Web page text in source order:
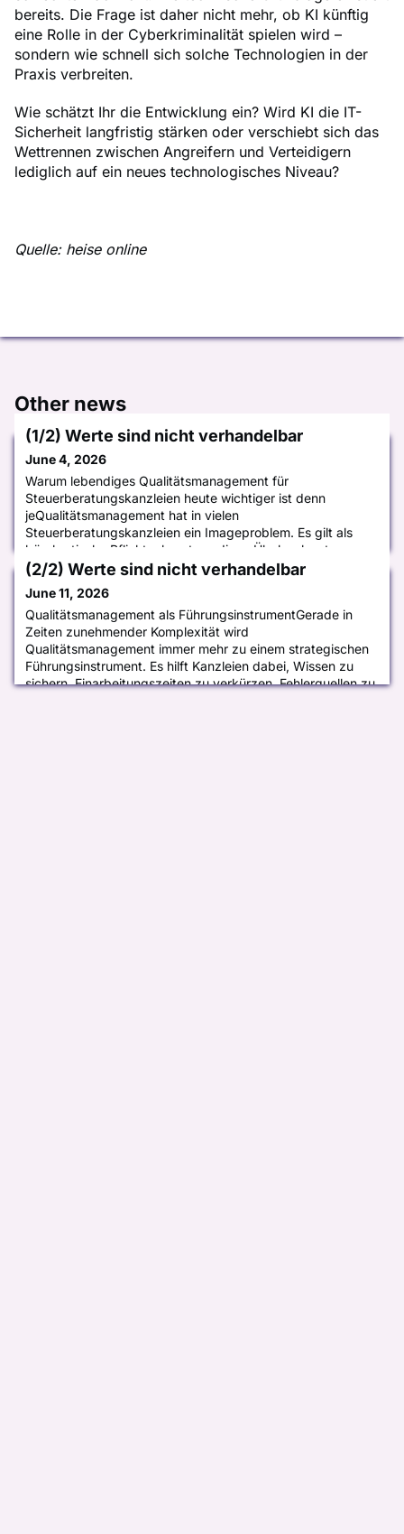
bereits. Die Frage ist daher nicht mehr, ob KI künftig
eine Rolle in der Cyberkriminalität spielen wird –
sondern wie schnell sich solche Technologien in der
Praxis verbreiten.
Wie schätzt Ihr die Entwicklung ein? Wird KI die IT-
Sicherheit langfristig stärken oder verschiebt sich das
Wettrennen zwischen Angreifern und Verteidigern
lediglich auf ein neues technologisches Niveau?
Quelle: heise online
Other news
(1/2) Werte sind nicht verhandelbar
June 4, 2026
Warum lebendiges Qualitätsmanagement für
Steuerberatungskanzleien heute wichtiger ist denn
jeQualitätsmanagement hat in vielen
Steuerberatungskanzleien ein Imageproblem. Es gilt als
bürokratische Pflicht, als notwendiges Übel – abgetan,
abgehakt, abgeheftet.Doch diese Haltung wird angesichts
und zunehmendem Fachkräftemangel zum echten Risiko. D
(2/2) Werte sind nicht verhandelbar
June 11, 2026
Qualitätsmanagement als FührungsinstrumentGerade in
Zeiten zunehmender Komplexität wird
Qualitätsmanagement immer mehr zu einem strategischen
Führungsinstrument. Es hilft Kanzleien dabei, Wissen zu
sichern, Einarbeitungszeiten zu verkürzen, Fehlerquellen zu